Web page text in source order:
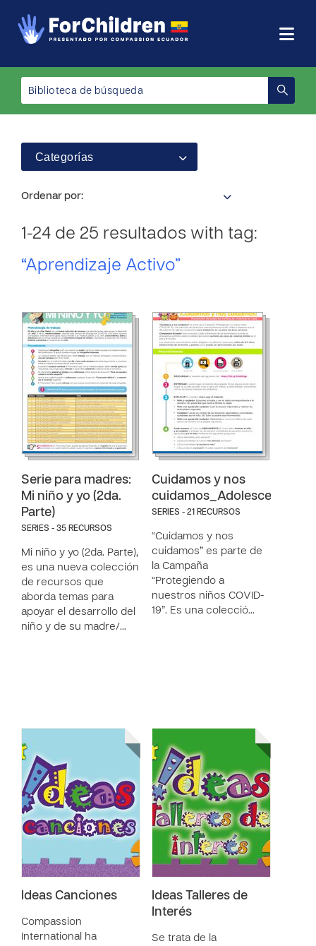
Categorías
Ordenar por:
1-24 de 25 resultados with tag:
“Aprendizaje Activo”
Serie para madres:
Mi niño y yo (2da.
Parte)
SERIES - 35 RECURSOS
Mi niño y yo (2da. Parte),
es una nueva colección
de recursos que
aborda temas para
apoyar el desarrollo del
niño y de su madre/…
Cuidamos y nos
cuidamos_Adolescentes
SERIES - 21 RECURSOS
“Cuidamos y nos
cuidamos” es parte de
la Campaña
“Protegiendo a
nuestros niños COVID-
19”. Es una colecció…
Ideas Canciones
Compassion
International ha
Ideas Talleres de
Interés
Se trata de la